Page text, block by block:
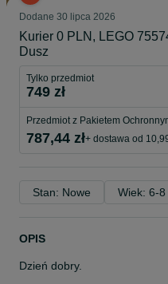
Dodane 30 lipca 2026
Kurier 0 PLN, LEGO
Dusz
Tylko przedmiot
749 zł
Przedmiot z Pakietem
787,44 zł+ dostawa od
Stan: Nowe Wiek: 6-8
OPIS
Dzień dobry.